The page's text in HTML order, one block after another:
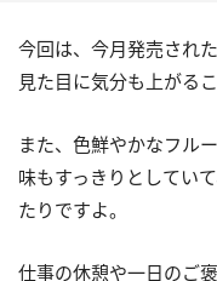
今回は、今月発売され
見た目に気分も上がる
また、色鮮やかなフル
味もすっきりとしてい
たりですよ。
仕事の休憩や一日のご